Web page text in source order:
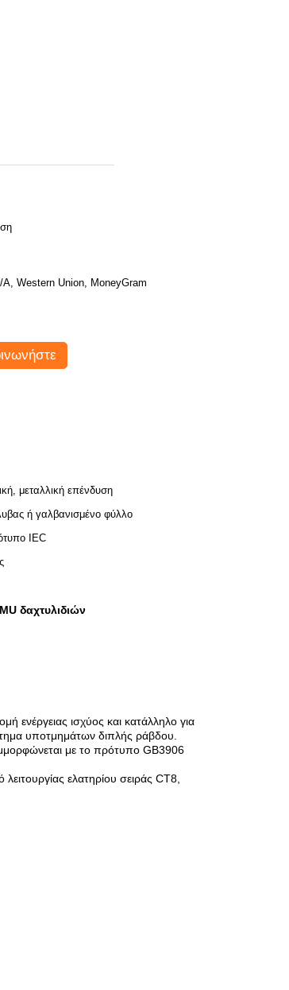
A, Western Union, MoneyGram
μεταλλική επένδυση
ή γαλβανισμένο φύλλο
IEC
δαχτυλιδιών
ενέργειας ισχύος και κατάλληλο για
υποτμημάτων διπλής ράβδου.
με το πρότυπο GB3906
ελατηρίου σειράς CT8,